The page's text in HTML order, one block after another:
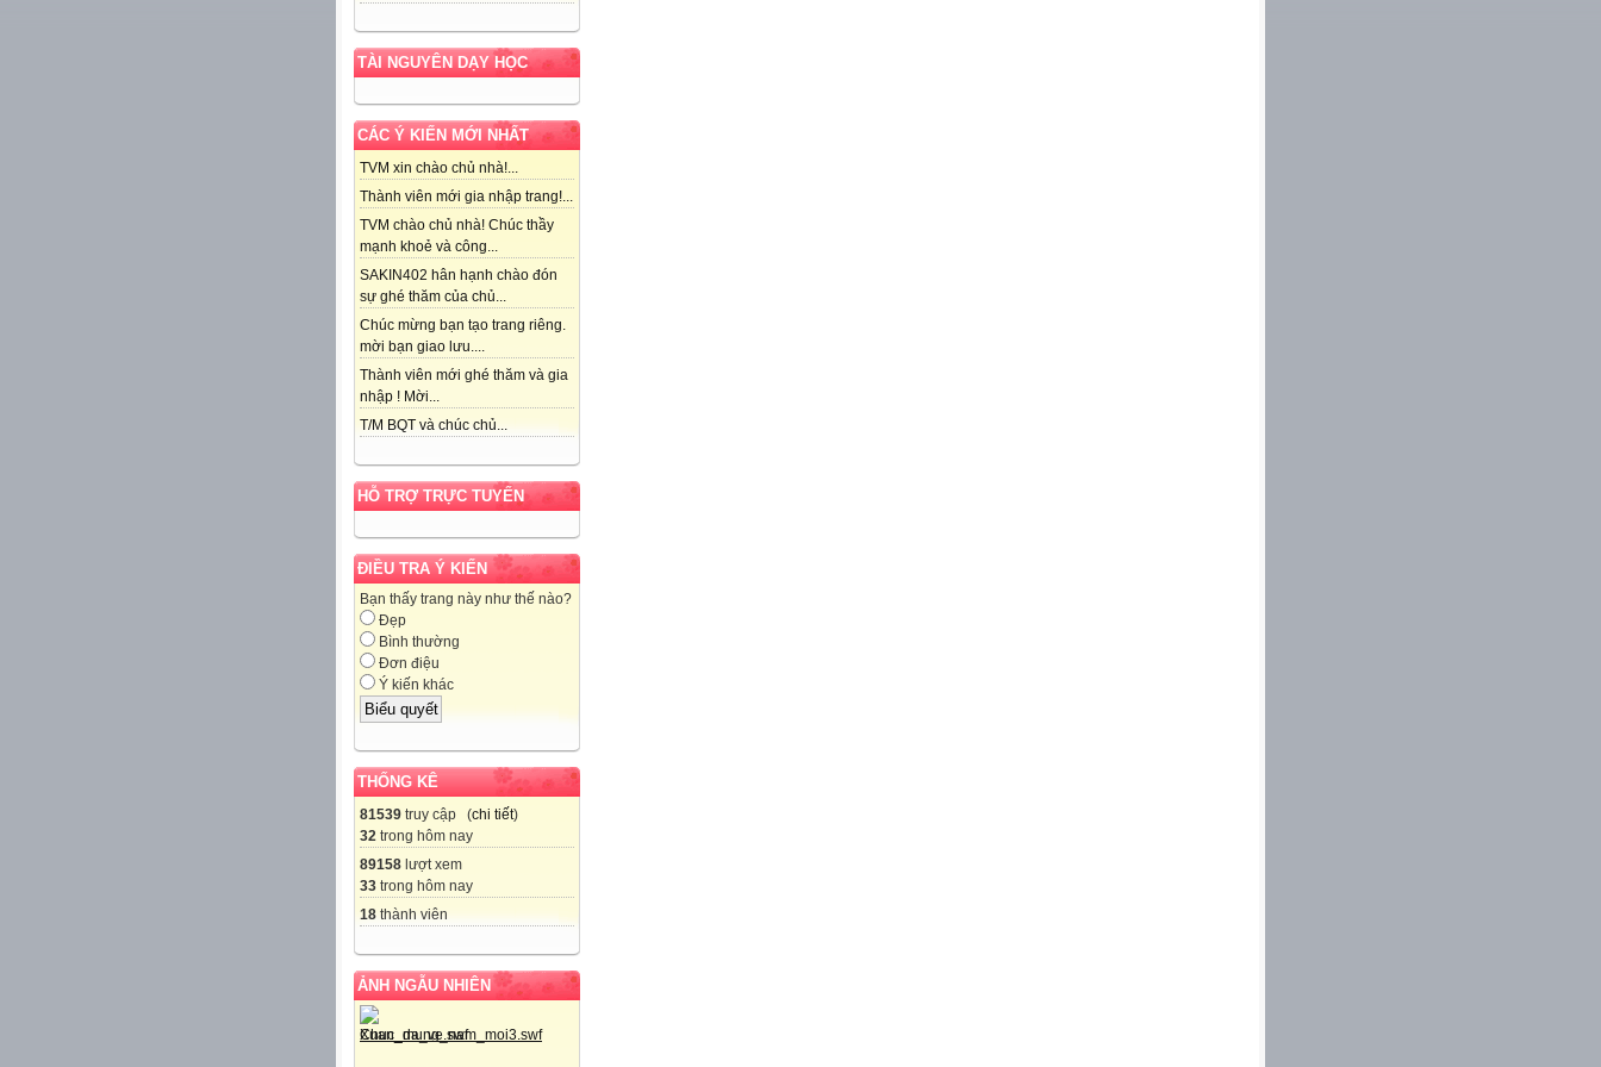
TÀI NGUYÊN DẠY HỌC
CÁC Ý KIẾN MỚI NHẤT
TVM xin chào chủ nhà!...
Thành viên mới gia nhập trang!...
TVM chào chủ nhà! Chúc thầy
mạnh khoẻ và công...
SAKIN402 hân hạnh chào đón
sự ghé thăm của chủ...
Chúc mừng bạn tạo trang riêng.
mời bạn giao lưu....
Thành viên mới ghé thăm và gia
nhập ! Mời...
T/M BQT và chúc chủ...
HỖ TRỢ TRỰC TUYẾN
ĐIỀU TRA Ý KIẾN
Bạn thấy trang này như thế nào?
Đẹp
Bình thường
Đơn điệu
Ý kiến khác
THỐNG KÊ
81539 truy cập (chi tiết)
32 trong hôm nay
89158 lượt xem
33 trong hôm nay
18 thành viên
ẢNH NGẪU NHIÊN